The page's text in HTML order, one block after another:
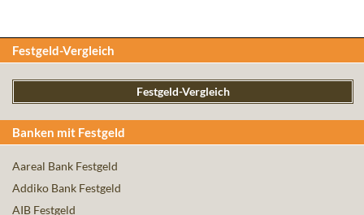
Festgeld-Vergleich
Festgeld-Vergleich
Banken mit Festgeld
Aareal Bank Festgeld
Addiko Bank Festgeld
AIB Festgeld